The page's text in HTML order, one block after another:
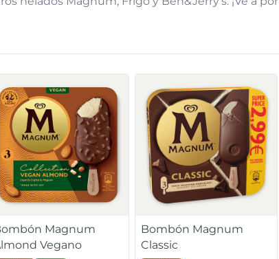
Magnum
Vegano
Bombón Magnum
Classic